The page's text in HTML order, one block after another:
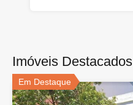
Imóveis Destacados
Em Destaque